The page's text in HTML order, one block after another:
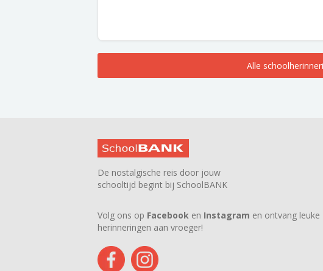
Alle
De nostalgische reis door jouw
schooltijd begint bij SchoolBANK
Volg ons op Facebook en Instagram en ontvang leuke
herinneringen aan vroeger!